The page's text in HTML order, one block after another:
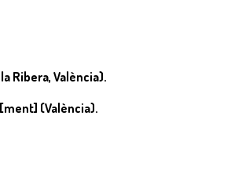
Ribera, València).
(València).